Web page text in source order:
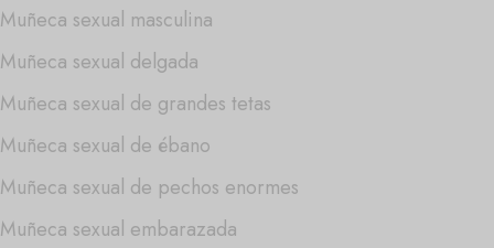
Muñeca sexual masculina
Muñeca sexual delgada
Muñeca sexual de grandes tetas
Muñeca sexual de ébano
Muñeca sexual de pechos enormes
Muñeca sexual embarazada